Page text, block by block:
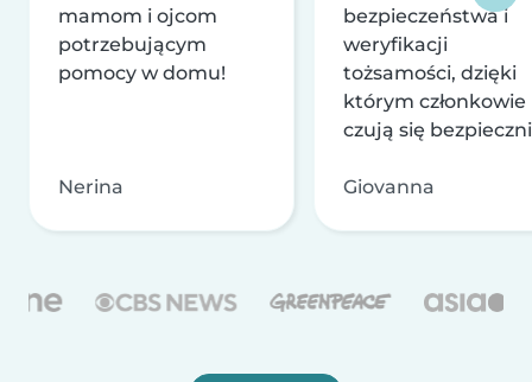
mamom i ojcom
potrzebującym
pomocy w domu!
Nerina
bezpieczeństwa i
weryfikacji
tożsamości, dzięki
którym członkowie
czują się
Giovanna